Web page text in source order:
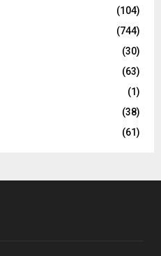
(104)
(744)
(30)
(63)
(1)
(38)
(61)